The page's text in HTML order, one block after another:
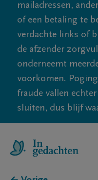
mailadressen,
of een betaling te
verdachte links of
de afzender
onderneemt
voorkomen.
fraude vallen
sluiten, dus blijf